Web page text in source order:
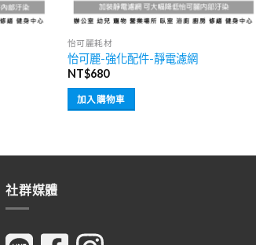
怡可麗耗材
怡可麗-強化配件-靜電濾網
NT$680
加入購物車
社群媒體